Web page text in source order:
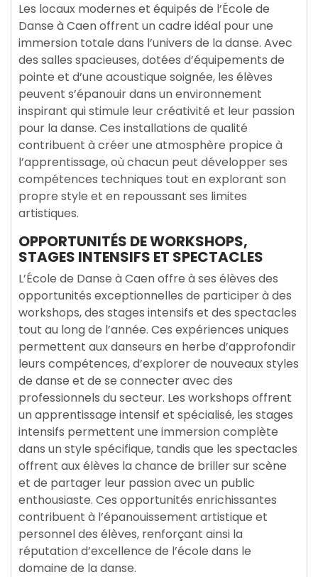
Les locaux modernes et équipés de l’École de
Danse à Caen offrent un cadre idéal pour une
immersion totale dans l’univers de la danse. Avec
des salles spacieuses, dotées d’équipements de
pointe et d’une acoustique soignée, les élèves
peuvent s’épanouir dans un environnement
inspirant qui stimule leur créativité et leur passion
pour la danse. Ces installations de qualité
contribuent à créer une atmosphère propice à
l’apprentissage, où chacun peut développer ses
compétences techniques tout en explorant son
propre style et en repoussant ses limites
artistiques.
OPPORTUNITÉS DE WORKSHOPS,
STAGES INTENSIFS ET SPECTACLES
L’École de Danse à Caen offre à ses élèves des
opportunités exceptionnelles de participer à des
workshops, des stages intensifs et des spectacles
tout au long de l’année. Ces expériences uniques
permettent aux danseurs en herbe d’approfondir
leurs compétences, d’explorer de nouveaux styles
de danse et de se connecter avec des
professionnels du secteur. Les workshops offrent
un apprentissage intensif et spécialisé, les stages
intensifs permettent une immersion complète
dans un style spécifique, tandis que les spectacles
offrent aux élèves la chance de briller sur scène
et de partager leur passion avec un public
enthousiaste. Ces opportunités enrichissantes
contribuent à l’épanouissement artistique et
personnel des élèves, renforçant ainsi la
réputation d’excellence de l’école dans le
domaine de la danse.